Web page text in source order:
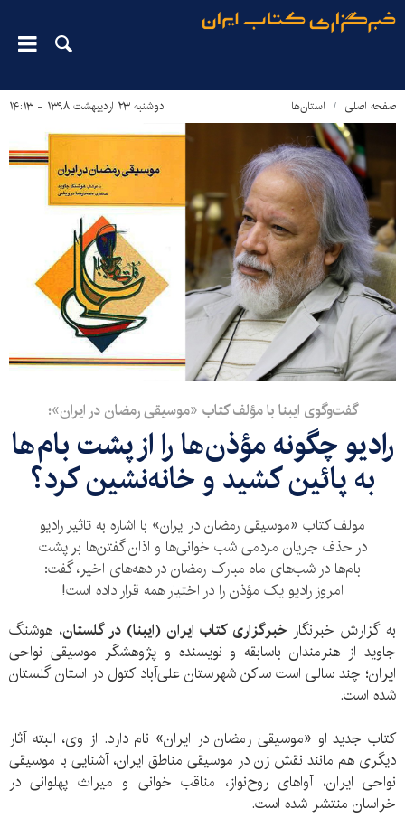
صفحه اصلی استان‌ها دوشنبه ۲۳ اردیبهشت ۱۳۹۸ - ۱۴:۱۳
گفت‌وگوی ایبنا با مؤلف کتاب «موسیقی رمضان در ایران»؛
رادیو چگونه مؤذن‌ها را از پشت بام‌ها
به پائین کشید و خانه‌نشین کرد؟
مولف کتاب «موسیقی رمضان در ایران» با اشاره به تاثیر رادیو
در حذف جریان مردمی شب خوانی‌ها و اذان گفتن‌ها بر پشت
بام‌ها در شب‌های ماه مبارک رمضان در دهه‌های اخیر، گفت:
امروز رادیو یک مؤذن را در اختیار همه قرار داده است!
به گزارش خبرنگار خبرگزاری کتاب ایران (ایبنا) در گلستان، هوشنگ
جاوید از هنرمندان باسابقه و نویسنده و پژوهشگر موسیقی نواحی
ایران؛ چند سالی است ساکن شهرستان علی‌آباد کتول در استان گلستان
شده است.
کتاب جدید او «موسیقی رمضان در ایران» نام دارد. از وی، البته آثار
دیگری هم مانند نقش زن در موسیقی مناطق ایران، آشنایی با موسیقی
نواحی ایران، آواهای روح‌نواز، مناقب خوانی و میراث پهلوانی در
خراسان منتشر شده است.